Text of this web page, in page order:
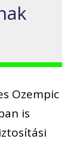
Ozempic
is